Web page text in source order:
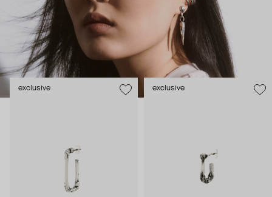
задуманным, но так им гораздо интереснее. Двух абсолютно
одинаковых украшений нет и не будет, и в этом их сила и
привлекательность.
exclusive exclusive